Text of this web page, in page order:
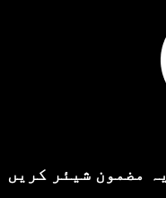
یہ مضمون شیئر کریں